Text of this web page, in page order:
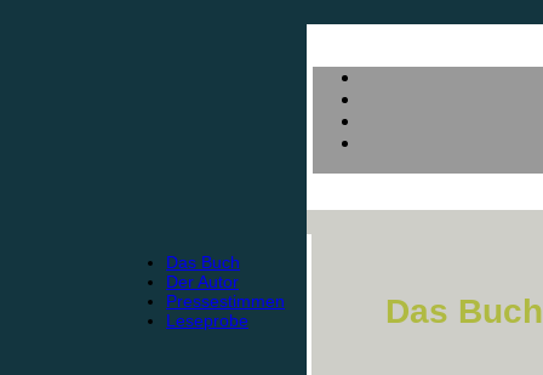
Das Buch
Der Autor
Pressestimmen
Leseprobe
Das Buch